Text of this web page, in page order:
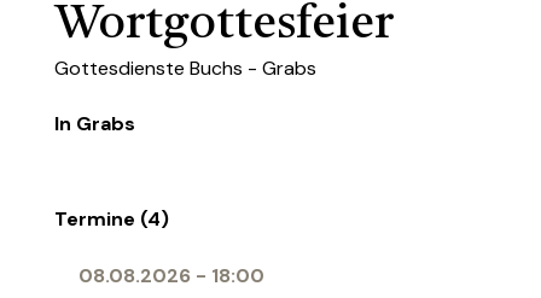
Wortgottesfeier
Gottesdienste Buchs - Grabs
In Grabs
Termine (4)
08.08.2026 - 18:00